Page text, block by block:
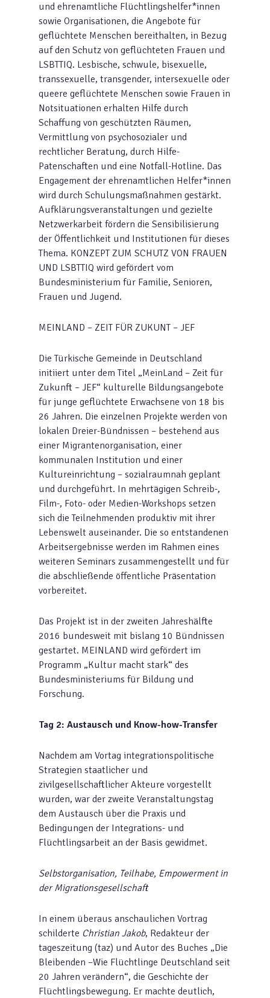
und ehrenamtliche Flüchtlingshelfer*innen
sowie Organisationen, die Angebote für
geflüchtete Menschen bereithalten, in Bezug
auf den Schutz von geflüchteten Frauen und
LSBTTIQ. Lesbische, schwule, bisexuelle,
transsexuelle, transgender, intersexuelle oder
queere geflüchtete Menschen sowie Frauen in
Notsituationen erhalten Hilfe durch
Schaffung von geschützten Räumen,
Vermittlung von psychosozialer und
rechtlicher Beratung, durch Hilfe-
Patenschaften und eine Notfall-Hotline. Das
Engagement der ehrenamtlichen Helfer*innen
wird durch Schulungsmaßnahmen gestärkt.
Aufklärungsveranstaltungen und gezielte
Netzwerkarbeit fördern die Sensibilisierung
der Öffentlichkeit und Institutionen für dieses
Thema. KONZEPT ZUM SCHUTZ VON FRAUEN
UND LSBTTIQ wird gefördert vom
Bundesministerium für Familie, Senioren,
Frauen und Jugend.
MEINLAND – ZEIT FÜR ZUKUNT – JEF
Die Türkische Gemeinde in Deutschland
initiiert unter dem Titel „MeinLand – Zeit für
Zukunft – JEF“ kulturelle Bildungsangebote
für junge geflüchtete Erwachsene von 18 bis
26 Jahren. Die einzelnen Projekte werden von
lokalen Dreier-Bündnissen – bestehend aus
einer Migrantenorganisation, einer
kommunalen Institution und einer
Kultureinrichtung – sozialraumnah geplant
und durchgeführt. In mehrtägigen Schreib-,
Film-, Foto- oder Medien-Workshops setzen
sich die Teilnehmenden produktiv mit ihrer
Lebenswelt auseinander. Die so entstandenen
Arbeitsergebnisse werden im Rahmen eines
weiteren Seminars zusammengestellt und für
die abschließende öffentliche Präsentation
vorbereitet.
Das Projekt ist in der zweiten Jahreshälfte
2016 bundesweit mit bislang 10 Bündnissen
gestartet. MEINLAND wird gefördert im
Programm „Kultur macht stark“ des
Bundesministeriums für Bildung und
Forschung.
Tag 2: Austausch und Know-how-Transfer
Nachdem am Vortag integrationspolitische
Strategien staatlicher und
zivilgesellschaftlicher Akteure vorgestellt
wurden, war der zweite Veranstaltungstag
dem Austausch über die Praxis und
Bedingungen der Integrations- und
Flüchtlingsarbeit an der Basis gewidmet.
Selbstorganisation, Teilhabe, Empowerment in
der Migrationsgesellschaft
In einem überaus anschaulichen Vortrag
schilderte Christian Jakob, Redakteur der
tageszeitung (taz) und Autor des Buches „Die
Bleibenden –Wie Flüchtlinge Deutschland seit
20 Jahren verändern“, die Geschichte der
Flüchtlingsbewegung. Er machte deutlich,